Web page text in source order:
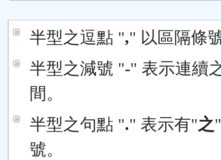
半型之逗點 "," 以區隔條
半型之減號 "-" 表示連續
間。
半型之句點 "." 表示有"之
號。